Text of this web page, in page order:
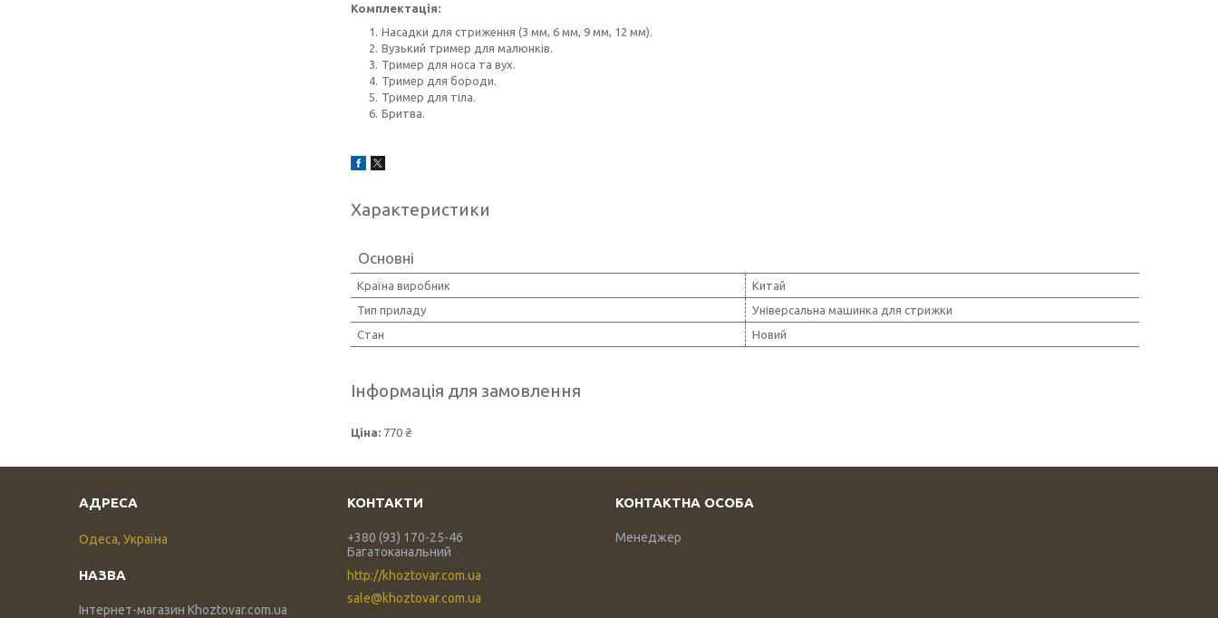
Комплектація:
Насадки для стриження (3 мм, 6 мм, 9 мм, 12 мм).
Вузький тример для малюнків.
Тример для носа та вух.
Тример для бороди.
Тример для тіла.
Бритва.
Характеристики
Основні
Країна виробник
Китай
Тип приладу
Універсальна машинка для стрижки
Стан
Новий
Інформація для замовлення
Ціна: 770 ₴
Одеса, Україна
Інтернет-магазин Khoztovar.com.ua
+380 (93) 170-25-46
Багатоканальний
http://khoztovar.com.ua
sale@khoztovar.com.ua
Менеджер